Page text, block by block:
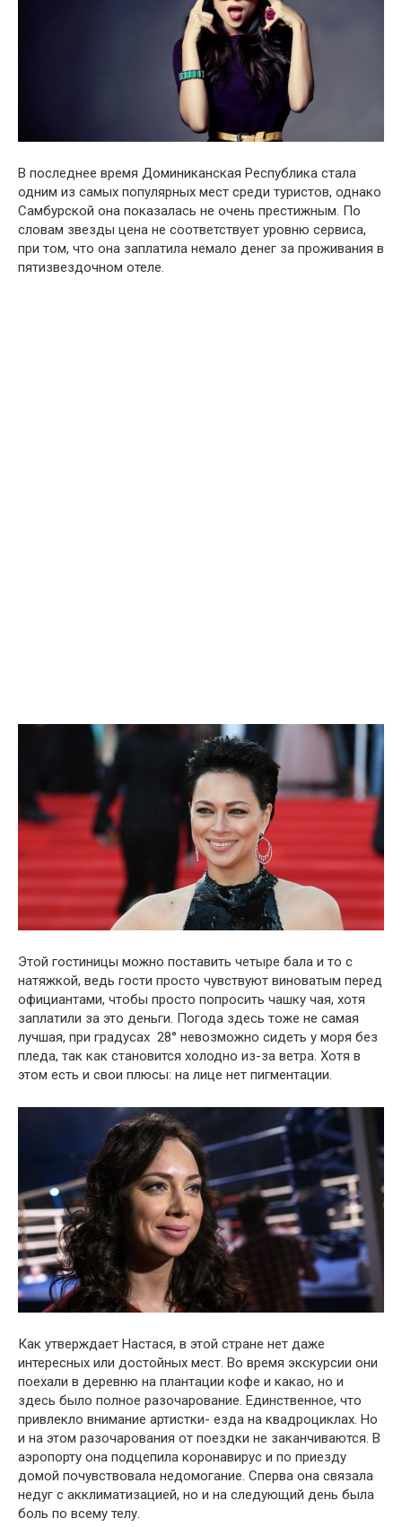
В последнее время Доминиканская Республика стала
одним из самых популярных мест среди туристов, однако
Самбурской она показалась не очень престижным. По
словам звезды цена не соответствует уровню сервиса,
при том, что она заплатила немало денег за проживания в
пятизвездочном отеле.
Этой гостиницы можно поставить четыре бала и то с
натяжкой, ведь гости просто чувствуют виноватым перед
официантами, чтобы просто попросить чашку чая, хотя
заплатили за это деньги. Погода здесь тоже не самая
лучшая, при градусах 28° невозможно сидеть у моря без
пледа, так как становится холодно из-за ветра. Хотя в
этом есть и свои плюсы: на лице нет пигментации.
Как утверждает Настася, в этой стране нет даже
интересных или достойных мест. Во время экскурсии они
поехали в деревню на плантации кофе и какао, но и
здесь было полное разочарование. Единственное, что
привлекло внимание артистки- езда на квадроциклах. Но
и на этом разочарования от поездки не заканчиваются. В
аэропорту она подцепила коронавирус и по приезду
домой почувствовала недомогание. Сперва она связала
недуг с акклиматизацией, но и на следующий день была
боль по всему телу.